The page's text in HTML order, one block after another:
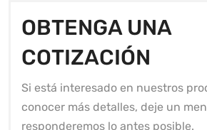
OBTENGA UNA
COTIZACIÓN
Si está interesado en nuestros
conocer más detalles, deje un
responderemos lo antes posible.